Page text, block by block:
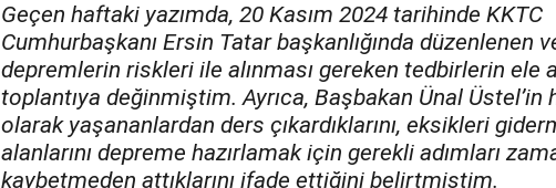
Geçen haftaki yazımda, 20 Kasım 2024 tarihinde KKTC
Cumhurbaşkanı Ersin Tatar başkanlığında düzenlenen
depremlerin riskleri ile alınması gereken tedbirlerin ele
toplantıya değinmiştim. Ayrıca, Başbakan Ünal Üstel’in
olarak yaşananlardan ders çıkardıklarını, eksikleri
alanlarını depreme hazırlamak için gerekli adımları
kaybetmeden attıklarını ifade ettiğini belirtmiştim.